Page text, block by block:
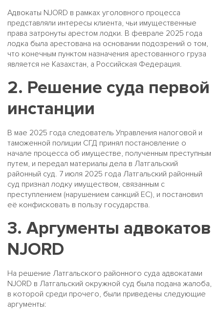
Адвокаты NJORD в рамках уголовного процесса
представляли интересы клиента, чьи имущественные
права затронуты арестом лодки. В феврале 2025 года
лодка была арестована на основании подозрений о том,
что конечным пунктом назначения арестованного груза
является не Казахстан, а Российская Федерация.
2. Решение суда первой
инстанции
В мае 2025 года следователь Управления налоговой и
таможенной полиции СГД принял постановление о
начале процесса об имуществе, полученным преступным
путем, и передал материалы дела в Латгальский
районный суд. 7 июля 2025 года Латгальский районный
суд признал лодку имуществом, связанным с
преступлением (нарушением санкций ЕС), и постановил
её конфисковать в пользу государства.
3. Аргументы адвокатов
NJORD
На решение Латгальского районного суда адвокатами
NJORD в Латгальский окружной суд была подана жалоба,
в которой среди прочего, были приведены следующие
аргументы: